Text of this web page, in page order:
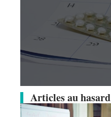
Articles au hasard